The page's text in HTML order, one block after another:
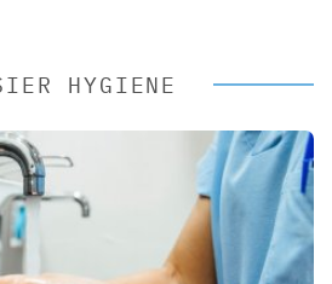
HYGIENE